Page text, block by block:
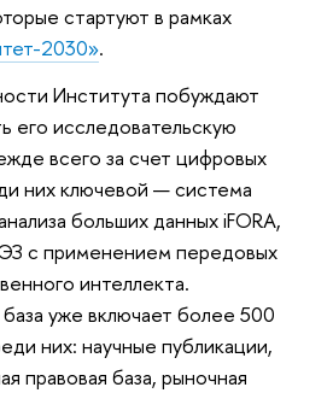
стартуют в рамках
2030».
Института побуждают
его исследовательскую
всего за счет цифровых
них ключевой — система
больших данных iFORA,
с применением передовых
интеллекта.
уже включает более 500
них: научные публикации,
правовая база, рыночная